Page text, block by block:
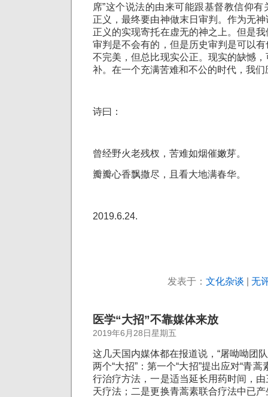
席”这个说法的由来可能跟基督教信仰
正义，最终要由神做末日审判。作为无
正义的实现寄托在虚无的神之上。但是
审判是不会有的，但是历史审判是可以
不完美，但总比现实公正。现实的缺憾
补。在一个充满苦难和不公的时代，我
诗曰：
曾经野火老残杈，苦难如烟催嫩芽。
瓣瓣心香飘撒尽，且看大地满春华。
2019.6.24.
发表于： 文化杂谈 无
医学“大招”不靠媒体来放
2019年6月28日星期五
这几天国内媒体都在报道说，“屠呦呦团队
两个“大招”：第一个“大招”提出应对“青
行治疗方法，一是适当延长用药时间，
天疗法；二是更换青蒿素联合疗法中已